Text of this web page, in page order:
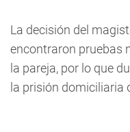
La decisión del
encontraron pruebas
la pareja, por lo que
la prisión domiciliaria